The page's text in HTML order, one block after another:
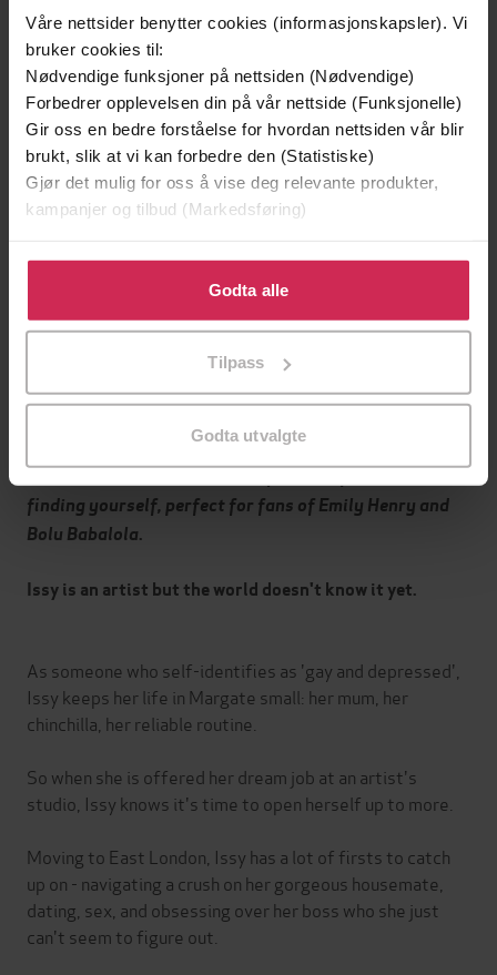
Våre nettsider benytter cookies (informasjonskapsler). Vi
bruker cookies til:
Nødvendige funksjoner på nettsiden (Nødvendige)
Forbedrer opplevelsen din på vår nettside (Funksjonelle)
Gir oss en bedre forståelse for hvordan nettsiden vår blir
brukt, slik at vi kan forbedre den (Statistiske)
Gjør det mulig for oss å vise deg relevante produkter,
kampanjer og tilbud (Markedsføring)
Klikk på «Godta alle» for å gi oss ditt samtykke til å
bruke cookies for alle disse formålene. Du kan også
tilpasse ditt samtykke til spesifikke formål ved å klikke
Godta alle
Tilpass
Godta utvalgte
Lengde 11:10
Sjanger Skjønnlitteratur,Romaner
Språk English
Format mp3
beskyttelse
9781529424669
Om boken
finding yourself, perfect for fans of Emily Henry and
Bolu Babalola.
Issy is an artist but the world doesn't know it yet.
As someone who self-identifies as 'gay and depressed',
Issy keeps her life in Margate small: her mum, her
chinchilla, her reliable routine.
So when she is offered her dream job at an artist's
studio, Issy knows it's time to open herself up to more.
Moving to East London, Issy has a lot of firsts to catch
up on - navigating a crush on her gorgeous housemate,
dating, sex, and obsessing over her boss who she just
can't seem to figure out.